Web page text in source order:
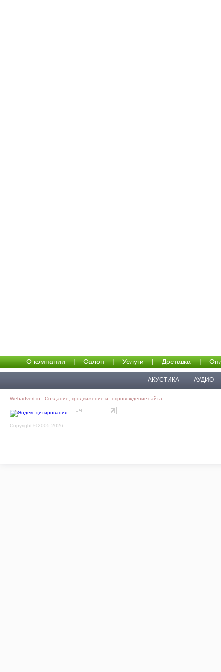
О компании | Салон | Услуги | Доставка |
АКУСТИКА АУДИО
Webadvert.ru - Создание, продвижение и сопровождение сайта
Copyright © 2005-2026